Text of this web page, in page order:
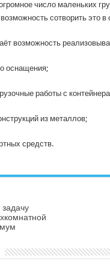
число маленьких
сотворить это в
возможность
оснащения;
работы с
из металлов;
средств.